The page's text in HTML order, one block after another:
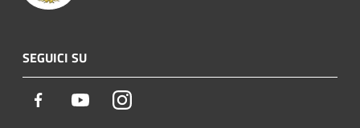
SEGUICI SU
Facebook YoutubeInstagram